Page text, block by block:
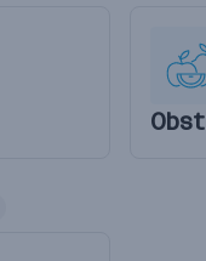
Obst